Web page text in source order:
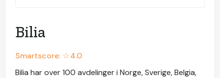
Bilia
Smartscore: ☆4.0
Bilia har over 100 avdelinger i Norge, Sverige, Belgia,